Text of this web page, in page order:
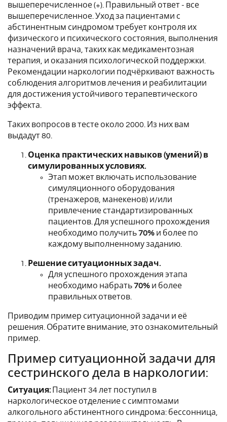
вышеперечисленное (+). Правильный ответ - все
вышеперечисленное. Уход за пациентами с
абстинентным синдромом требует контроля их
физического и психического состояния, выполнения
назначений врача, таких как медикаментозная
терапия, и оказания психологической поддержки.
Рекомендации наркологии подчёркивают важность
соблюдения алгоритмов лечения и реабилитации
для достижения устойчивого терапевтического
эффекта.
Таких вопросов в тесте около 2000. Из них вам
выдадут 80.
Оценка практических навыков (умений) в
симулированных условиях.
Этап может включать использование
симуляционного оборудования
(тренажеров, манекенов) и/или
привлечение стандартизированных
пациентов. Для успешного прохождения
необходимо получить70% и более по
каждому выполненному заданию.
Решение ситуационных задач.
Для успешного прохождения этапа
необходимо набрать70% и более
правильных ответов.
Приводим пример ситуационной задачи и её
решения. Обратите внимание, это ознакомительный
пример.
Пример ситуационной задачи для
сестринского дела в наркологии:
Ситуация: Пациент 34 лет поступил в
наркологическое отделение с симптомами
алкогольного абстинентного синдрома: бессонница,